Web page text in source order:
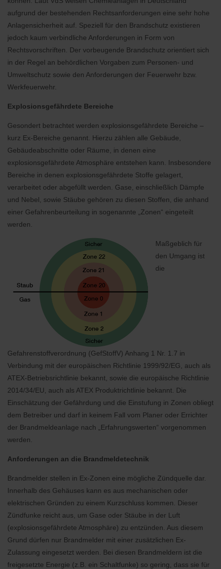
aufgrund der bestehenden Rechtsanforderungen eine sehr hohe
Anlagensicherheit auf. Speziell für den Brandschutz existieren
jedoch kaum verbindliche Anforderungen in Form von
Rechtsvorschriften. Der vorbeugende Brandschutz orientiert sich
in der Regel an behördlichen Vorgaben zum Personen- und
Umweltschutz sowie den Anforderungen der Feuerwehr bzw.
Werkfeuerwehr.
Explosionsgefährdete Bereiche
Gesondert betrachtet werden explosionsgefährdete Bereiche –
kurz Ex-Bereiche genannt. Hierzu zählen alle Gebäude,
Gebäudeabschnitte oder Räume, in denen eine
explosionsgefährdete Atmosphäre entstehen kann. Insbesondere
Bereiche in denen explosionsgefährdete Stoffe gelagert,
verarbeitet oder abgefüllt werden. Gase, einschließlich Dämpfe
und Nebel, sowie Stäube gehören zu diesen Stoffen, die anhand
einer Gefahrenbeurteilung in sogenannte „Zonen“ eingeteilt
werden.
Maßgeblich für
den Umgang ist
die
Gefahrenstoffverordnung (GefStoffV) Anhang 1 Nr. 1.7 in
Verbindung mit der europäischen Richtlinie 1999/92/EG, auch als
ATEX-Betriebsrichtlinie bekannt, sowie die europäische Richtlinie
2014/34/EU, auch als ATEX Produktrichtlinie bekannt. Die
Einschätzung der Gefährdung und die Einstufung in Zonen obliegt
dem Betreiber und darf in keinem Fall vom Planer oder Errichter
der Brandmeldeanlage nach „Erfahrungswerten“ vorgenommen
werden.
Anforderungen an die Brandmeldetechnik
Brandmelder stellen in Ex-Zonen eine mögliche Zündquelle dar.
Innerhalb des Gehäuses kann es aus mechanischen oder
elektrischen Gründen zu einem Kurzschluss kommen. Dieser
Zündfunke reicht aus, um Gase oder Stäube in der Luft
(explosionsgefährdete Atmosphäre) zu entzünden. Aus diesem
Grund dürfen nur Brandmelder mit einer zusätzlichen Ex-
Zulassung eingesetzt werden. Bei diesen Brandmeldern ist die
freigesetzte Energie (z.B. ein Schaltfunke) so gering, dass sie für